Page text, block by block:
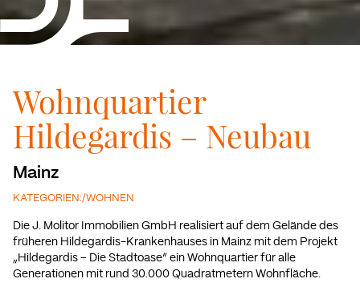
Wohnquartier
Hildegardis – Neubau
Mainz
KATEGORIEN:/WOHNEN
Die J. Molitor Immobilien GmbH realisiert auf dem Gelände des
früheren Hildegardis-Krankenhauses in Mainz mit dem Projekt
„Hildegardis – Die Stadtoase“ ein Wohnquartier für alle
Generationen mit rund 30.000 Quadratmetern Wohnfläche.